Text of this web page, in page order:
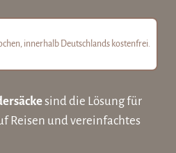
innerhalb Deutschlands kostenfrei.
sind die Lösungfür
Reisen und vereinfachtes